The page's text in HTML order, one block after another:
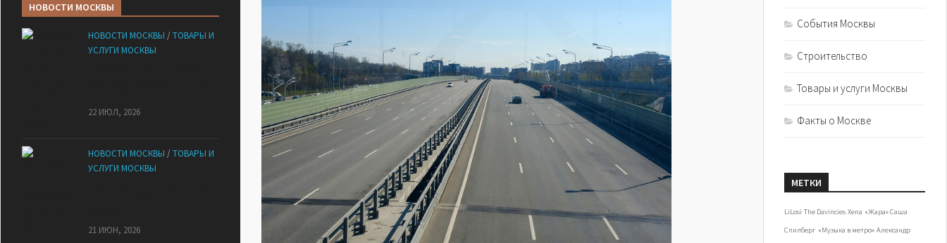
НОВОСТИ МОСКВЫ
НОВОСТИ МОСКВЫ /ТОВАРЫ И
УСЛУГИ МОСКВЫ
22 ИЮЛ, 2026
НОВОСТИ МОСКВЫ /ТОВАРЫ И
УСЛУГИ МОСКВЫ
21 ИЮН, 2026
События Москвы
Строительство
Товары и услуги Москвы
Факты о Москве
МЕТКИ
LiLosi The Davincies Xena «Жара» Саша
Спилберг «Музыка в метро» Александр